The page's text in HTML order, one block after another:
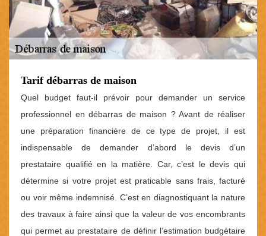
Tarif débarras de maison
Quel budget faut-il prévoir pour demander un service
professionnel en débarras de maison ? Avant de réaliser
une préparation financière de ce type de projet, il est
indispensable de demander d’abord le devis d’un
prestataire qualifié en la matière. Car, c’est le devis qui
détermine si votre projet est praticable sans frais, facturé
ou voir même indemnisé. C’est en diagnostiquant la nature
des travaux à faire ainsi que la valeur de vos encombrants
qui permet au prestataire de définir l’estimation budgétaire